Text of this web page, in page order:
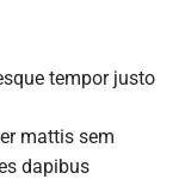
tempor justo
mattis sem
dapibus